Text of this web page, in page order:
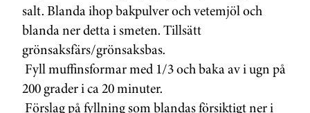
salt. Blanda ihop bakpulver och vetemjöl och
blanda ner detta i smeten. Tillsätt
grönsaksfärs/grönsaksbas.
Fyll muffinsformar med 1/3 och baka av i ugn på
200 grader i ca 20 minuter.
Förslag på fyllning som blandas försiktigt ner i